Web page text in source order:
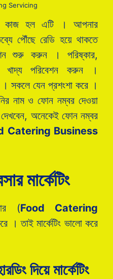
Servicing
কাজ হল এটি । আপনার
পৌঁছে রেডি হয়ে থাকতে
শুরু করুন । পরিষ্কার,
খাদ্য পরিবেশন করুন ।
সকলে যেন প্রশংশা করে ।
নাম ও ফোন নম্বর দেওয়া
দেখবেন, অনেকেই ফোন নম্বর
Catering Business
মার্কেটিং
(Food Catering
। তাই মার্কেটিং ভালো করে
দিয়ে মার্কেটিং